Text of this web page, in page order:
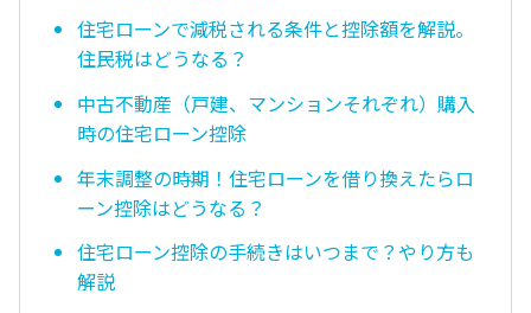
住宅ローンで減税される条件と控除額を解説。
住民税はどうなる？
中古不動産（戸建、マンションそれぞれ）購入
時の住宅ローン控除
年末調整の時期！住宅ローンを借り換えたらロ
ーン控除はどうなる？
住宅ローン控除の手続きはいつまで？やり方も
解説